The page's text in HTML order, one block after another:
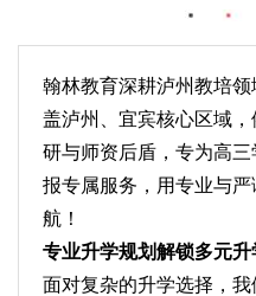
翰林教育深耕泸州教培
盖泸州、宜宾核心区域
研与师资后盾，专为高
报专属服务，用专业与
航！
专业升学规划解锁多元升
面对复杂的升学选择，